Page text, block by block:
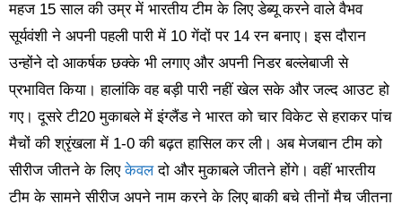
महज 15 साल की उम्र में भारतीय टीम के लिए डेब्यू करने वाले वैभव
सूर्यवंशी ने अपनी पहली पारी में 10 गेंदों पर 14 रन बनाए। इस दौरान
उन्होंने दो आकर्षक छक्के भी लगाए और अपनी निडर बल्लेबाजी से
प्रभावित किया। हालांकि वह बड़ी पारी नहीं खेल सके और जल्द आउट हो
गए। दूसरे टी20 मुकाबले में इंग्लैंड ने भारत को चार विकेट से हराकर पांच
मैचों की श्रृंखला में 1-0 की बढ़त हासिल कर ली। अब मेजबान टीम को
सीरीज जीतने के लिएकेवलदो और मुकाबले जीतने होंगे। वहीं भारतीय
टीम के सामने सीरीज अपने नाम करने के लिए बाकी बचे तीनों मैच जीतना